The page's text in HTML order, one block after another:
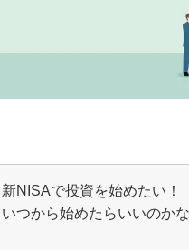
新NISAで投資を始めたい！
いつから始めたらいいのか